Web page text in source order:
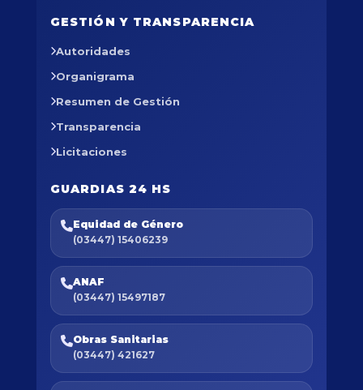
GESTIÓN Y TRANSPARENCIA
Autoridades
Organigrama
Resumen de Gestión
Transparencia
Licitaciones
GUARDIAS 24 HS
Equidad de Género
(03447) 15406239
ANAF
(03447) 15497187
Obras Sanitarias
(03447) 421627